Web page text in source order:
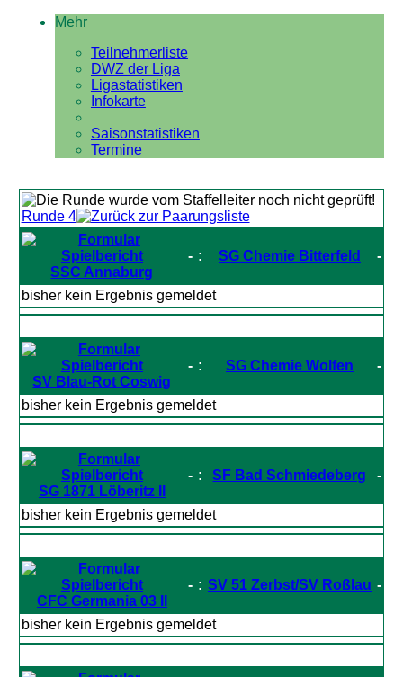
Mehr
Teilnehmerliste
DWZ der Liga
Ligastatistiken
Infokarte
Saisonstatistiken
Termine
Runde 4
SSC Annaburg
- : SG Chemie Bitterfeld -
bisher kein Ergebnis gemeldet
SV Blau-Rot Coswig
- : SG Chemie Wolfen -
bisher kein Ergebnis gemeldet
SG 1871 Löberitz II
- : SF Bad Schmiedeberg -
bisher kein Ergebnis gemeldet
CFC Germania 03 II
- : SV 51 Zerbst/SV Roßlau -
bisher kein Ergebnis gemeldet